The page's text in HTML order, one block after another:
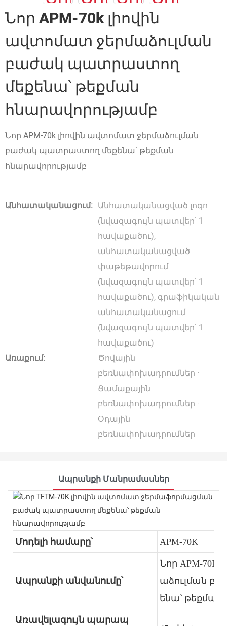
Նոր APM-70k լիովին
ավտոմատ ջերմաձուլման
բաժակ պատրաստող
մեքենա՝ թեքման
հնարավորությամբ
Նոր APM-70k լիովին ավտոմատ ջերմաձուլման
բաժակ պատրաստող մեքենա՝ թեքման
հնարավորությամբ
Անհատականացում: Անհատականացված լոգո
(նվազագույն պատվեր՝ 1
հավաքածու),
անհատականացված
փաթեթավորում
(նվազագույն պատվեր՝ 1
հավաքածու), գրաֆիկական
անհատականացում
(նվազագույն պատվեր՝ 1
հավաքածու)
Առաքում:
Ծովային
բեռնափոխադրումներ ·
Ցամաքային
բեռնափոխադրումներ ·
Օդային
բեռնափոխադրումներ
Ապրանքի Մանրամասներ
Մոդելի համարը՝ APM-70K
Ապրանքի անվանումը՝
Նոր APM-
աձուլման
ենա՝
Առավելագույն պարապ